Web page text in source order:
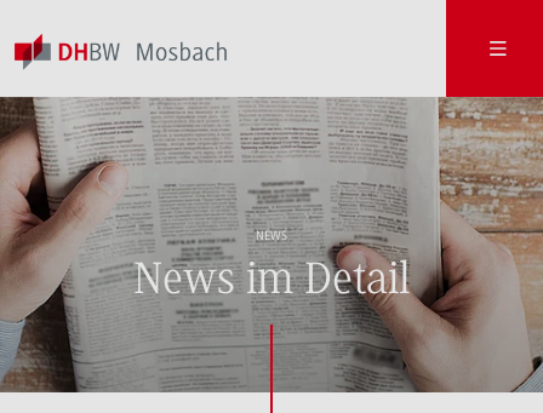
NEWS
News im Detail